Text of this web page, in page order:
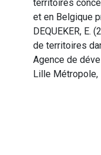
territoires
et en Belgique
DEQUEKER, E.
de territoires
Agence de
Lille Métropole,